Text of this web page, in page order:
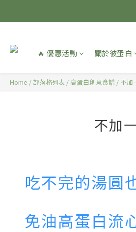
🔥 優惠活動 關於彼蛋白
Home / 部落格列表 / 高蛋白創意食譜 / 不加
不加
吃不完的湯圓
免油高蛋白流